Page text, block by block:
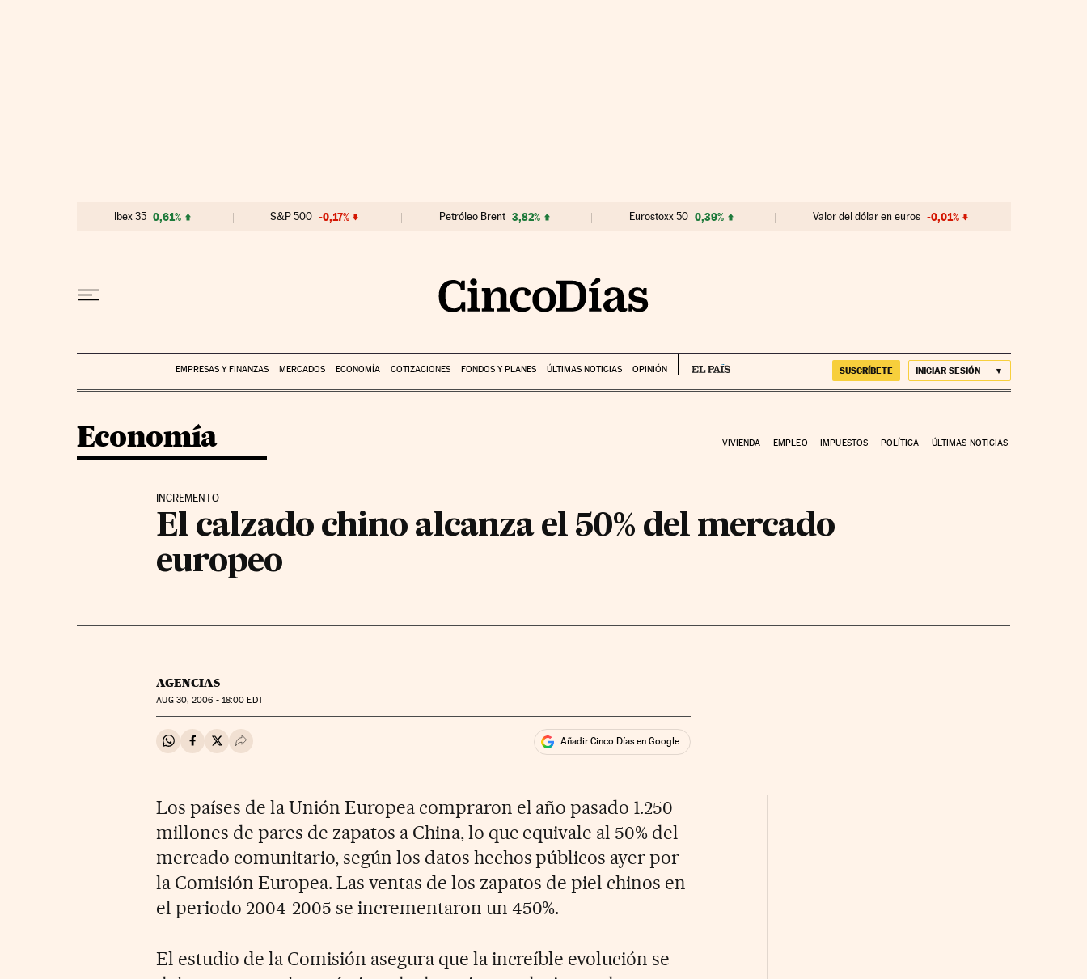
Ibex 35 0,61% S&P 500 -0,17% Petróleo Brent 3,82% Eurostoxx 50 0,39% Valor del dólar en euros -0,01%
EMPRESAS Y FINANZAS MERCADOS ECONOMÍA COTIZACIONES FONDOS Y PLANES ÚLTIMAS NOTICIAS OPINIÓN SUSCRÍBETE INICIAR SESIÓN
Economía VIVIENDA EMPLEO IMPUESTOS POLÍTICA ÚLTIMAS NOTICIAS
INCREMENTO
El calzado chino alcanza el 50% del mercado
europeo
AGENCIAS
AUG30, 2006 - 18:00 EDT
Compartir en Whatsapp
Compartir en Facebook
Compartir en Twitter
Desplegar Redes Sociales Añadir Cinco Días en Google
Los países de la Unión Europea compraron el año pasado 1.250
millones de pares de zapatos a China, lo que equivale al 50% del
mercado comunitario, según los datos hechos públicos ayer por
la Comisión Europea. Las ventas de los zapatos de piel chinos en
el periodo 2004-2005 se incrementaron un 450%.
El estudio de la Comisión asegura que la increíble evolución se